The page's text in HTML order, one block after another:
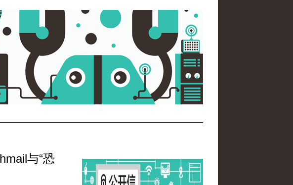
与“恐